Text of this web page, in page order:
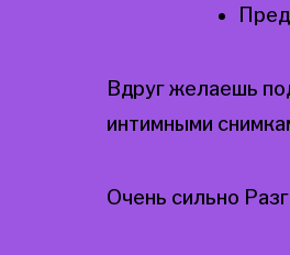
Вдруг желаешь
интимными
Очень сильно